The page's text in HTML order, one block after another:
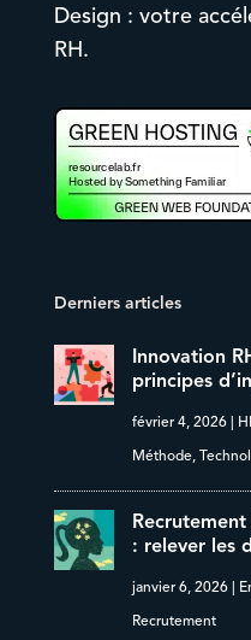
Design : votre
RH.
Derniers articles
Innovation
principes
février 4, 2026|
Méthode,
: relever les
janvier 6, 2026|
Recrutement